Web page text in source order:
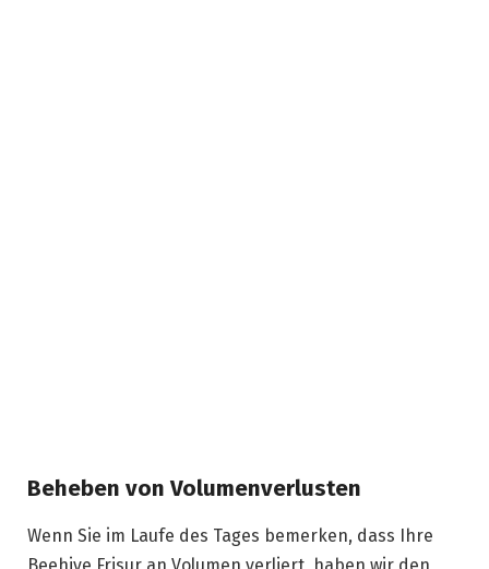
Beheben von Volumenverlusten
Wenn Sie im Laufe des Tages bemerken, dass Ihre